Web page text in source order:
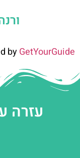
byGetYourGuide
עזרה